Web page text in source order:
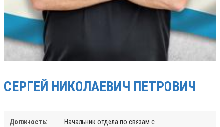
СЕРГЕЙ НИКОЛАЕВИЧ ПЕТРОВИЧ
Должность:
Начальник отдела по связам с